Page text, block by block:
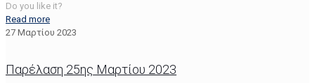
Do you like it?
Read more
27 Μαρτίου 2023
Παρέλαση 25ης Μαρτίου 2023